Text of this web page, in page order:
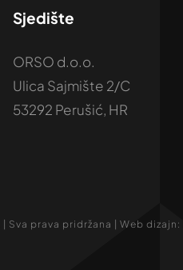
Sjedište
ORSO d.o.o.
Ulica Sajmište 2/C
53292 Perušić, HR
| Sva prava pridržana | Web dizajn: